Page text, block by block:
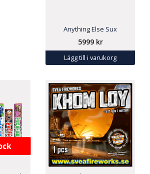
Anything Else Sux
5999 kr
Lägg till i varukorg